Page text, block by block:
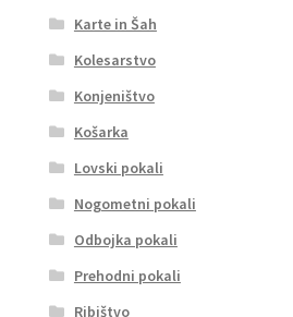
Karte in Šah
Kolesarstvo
Konjeništvo
Košarka
Lovski pokali
Nogometni pokali
Odbojka pokali
Prehodni pokali
Ribištvo